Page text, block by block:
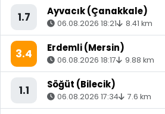
1.7 Ayvacık (Çanakkale)
06.08.2026 18:21 8.41 km
3.4 Erdemli (Mersin)
06.08.2026 18:17 9.88 km
1.1 Söğüt (Bilecik)
06.08.2026 17:34 7.6 km